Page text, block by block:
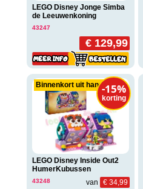
LEGO Disney Jonge Simba
de Leeuwenkoning
43247
€ 129,99
Binnenkort uit handel-15%
korting
LEGO Disney Inside Out2
HumerKubussen
€ 34,99
van
43248